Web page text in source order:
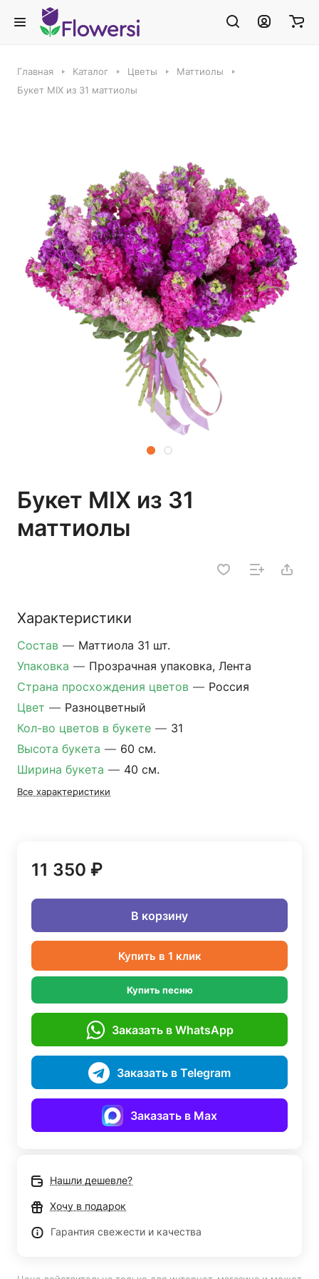
Главная Каталог Цветы
Маттиолы
Букет MIX из 31 маттиолы
Букет MIX из 31
маттиолы
Характеристики
Состав — Маттиола 31 шт.
Упаковка — Прозрачная упаковка, Лента
Страна просхождения цветов — Россия
Цвет — Разноцветный
Кол-во цветов в букете — 31
Высота букета — 60 см.
Ширина букета — 40 см.
Все характеристики
11 350 ₽
В корзину
Купить в 1 клик
Купить песню
Заказать в WhatsApp
Заказать в Telegram
Заказать в Max
Нашли дешевле?
Хочу в подарок
Гарантия свежести и качества